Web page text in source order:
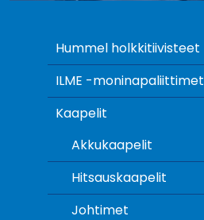
Hummel holkkitiivisteet
ILME -moninapaliittimet
Kaapelit
Akkukaapelit
Hitsauskaapelit
Johtimet